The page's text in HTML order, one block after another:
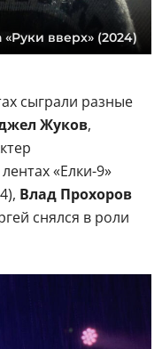
вверх» (2024)
сыграли разные
Жуков,
«Елки-9»
Влад Прохоров
снялся в роли